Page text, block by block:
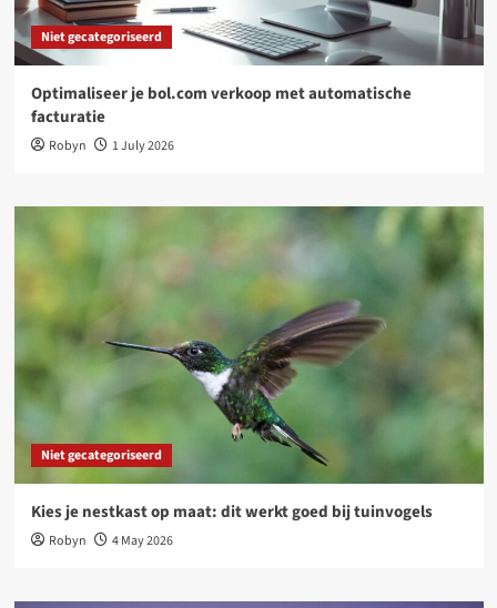
Niet gecategoriseerd
Optimaliseer je bol.com verkoop met automatische
facturatie
Robyn 1 July 2026
Niet gecategoriseerd
Kies je nestkast op maat: dit werkt goed bij tuinvogels
Robyn 4 May 2026